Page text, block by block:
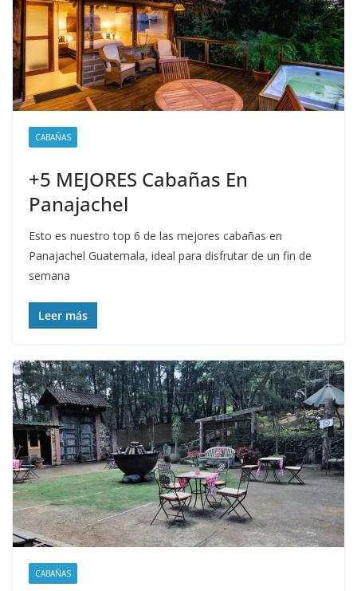
CABAÑAS
+5 MEJORES Cabañas En
Panajachel
Esto es nuestro top 6 de las mejores cabañas en
Panajachel Guatemala, ideal para disfrutar de un fin de
semana
Leer más
CABAÑAS